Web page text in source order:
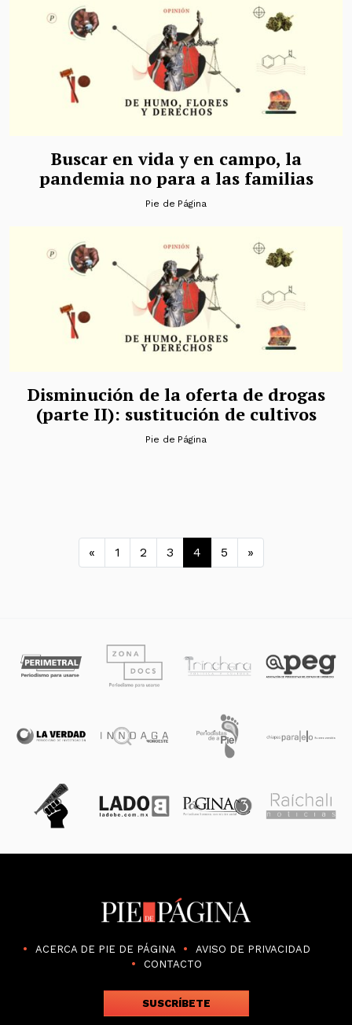
Buscar en vida y en campo, la
pandemia no para a las familias
Pie de Página
Disminución de la oferta de drogas
(parte II): sustitución de cultivos
Pie de Página
Navegación de entradas
« 1 2 3 4 5 »
ACERCA DE PIE DE PÁGINA
AVISO DE PRIVACIDAD
CONTACTO
SUSCRÍBETE